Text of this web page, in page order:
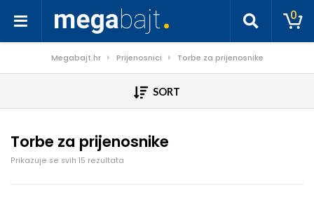
0
Megabajt.hr Prijenosnici Torbe za prijenosnike
SORT
Torbe za prijenosnike
Prikazuje se svih 15 rezultata